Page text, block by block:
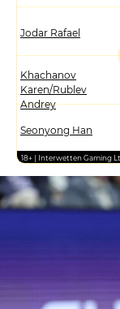
Jodar Rafael
Khachanov
Karen/Rublev
Andrey
Seonyong Han
18+ | Interwetten Gaming